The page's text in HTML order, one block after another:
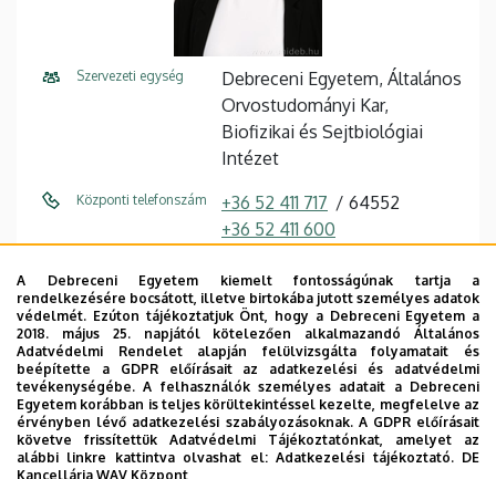
Szervezeti egység
Debreceni Egyetem, Általános
Orvostudományi Kar,
Biofizikai és Sejtbiológiai
Intézet
Központi telefonszám +36 52 411 717
64552
+36 52 411 600
sandor.izabel@med.unideb.hu
Fax +36 52 532 201 / 66726
Cím
4032 Debrecen, Egyetem tér
1.
Épület Élettudományi labor épület
Emelet, ajtó
A Debreceni Egyetem kiemelt fontosságúnak tartja a
rendelkezésére bocsátott, illetve birtokába jutott személyes adatok
védelmét. Ezúton tájékoztatjuk Önt, hogy a Debreceni Egyetem a
2018. május 25. napjától kötelezően alkalmazandó Általános
Adatvédelmi Rendelet alapján felülvizsgálta folyamatait és
beépítette a GDPR előírásait az adatkezelési és adatvédelmi
tevékenységébe. A felhasználók személyes adatait a Debreceni
Egyetem korábban is teljes körültekintéssel kezelte, megfelelve az
érvényben lévő adatkezelési szabályozásoknak. A GDPR előírásait
követve frissítettük Adatvédelmi Tájékoztatónkat, amelyet az
alábbi linkre kattintva olvashat el:Adatkezelési tájékoztató. DE
Kancellária WAV Központ